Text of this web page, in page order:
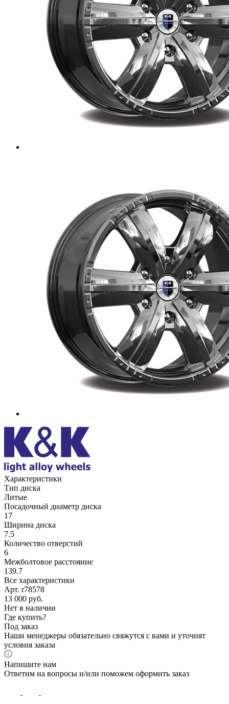
Характеристики
Тип диска
Литые
Посадочный диаметр диска
17
Ширина диска
7.5
Количество отверстий
6
Межболтовое расстояние
139.7
Все характеристики
Арт. r78578
13 000 руб.
Нет в наличии
Где купить?
Под заказ
Наши менеджеры обязательно свяжутся с вами и уточнят
условия заказа
Напишите нам
Ответим на вопросы и/или поможем оформить заказ